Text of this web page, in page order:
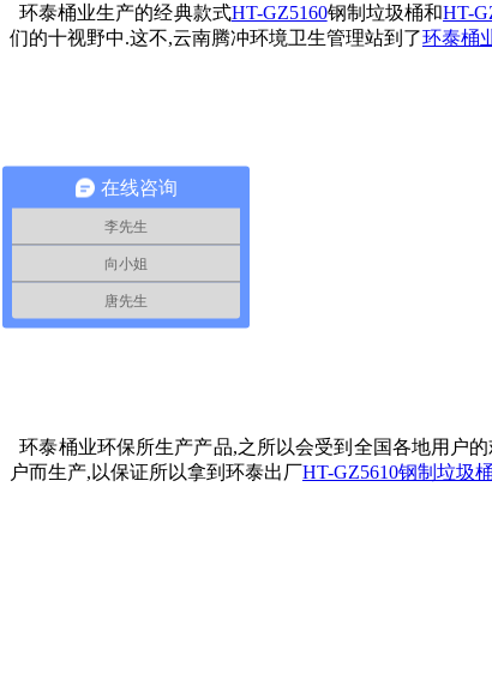
环泰桶业生产的经典款式HT-GZ5160钢制垃圾桶和HT-
们的十视野中.这不,云南腾冲环境卫生管理站到了环泰桶
环泰桶业环保所生产产品,之所以会受到全国各地用户
户而生产,以保证所以拿到环泰出厂HT-GZ5610钢制垃圾桶
在线咨询
李先生
向小姐
唐先生